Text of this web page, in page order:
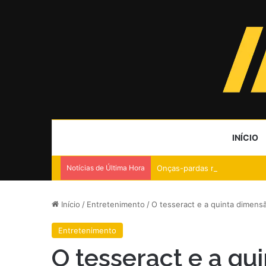
INÍCIO
Notícias de Última Hora Onças-pardas reduzem em
Início / Entretenimento /O tesseract e a quinta
Entretenimento
O tesseract e a